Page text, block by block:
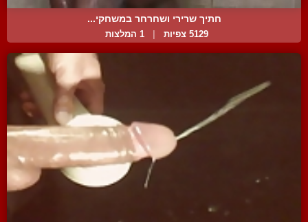
חתיך שרירי ושחרחר במשחקי...
5129 צפיות | 1 המלצות